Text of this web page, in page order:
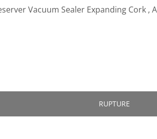
Vacuum Sealer Expanding Cork ,
RUPTURE